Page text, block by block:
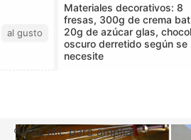
al gusto
Materiales decorativos: 8
fresas, 300g de crema
20g de azúcar glas,
oscuro derretido según se
necesite
Haz clic para ampliar